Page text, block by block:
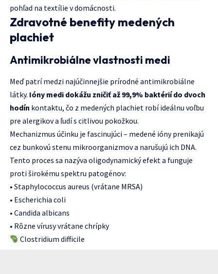
pohľad na textílie v domácnosti.
Zdravotné benefity medených
plachiet
Antimikrobiálne vlastnosti medi
Meď patrí medzi najúčinnejšie prírodné antimikrobiálne
látky. Ióny medi dokážu zničiť až 99,9% baktérií do dvoch
hodín kontaktu, čo z medených plachiet robí ideálnu voľbu
pre alergikov a ľudí s citlivou pokožkou.
Mechanizmus účinku je fascinujúci – medené ióny prenikajú
cez bunkovú stenu mikroorganizmov a narušujú ich DNA.
Tento proces sa nazýva oligodynamický efekt a funguje
proti širokému spektru patogénov:
• Staphylococcus aureus (vrátane MRSA)
• Escherichia coli
• Candida albicans
• Rôzne vírusy vrátane chrípky
Clostridium difficile